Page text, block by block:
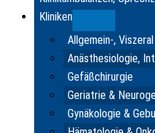
Kliniken
Allgemein-,
Anästhesiologie,
Gefäßchirurgie
Geriatrie &
Gynäkologie &